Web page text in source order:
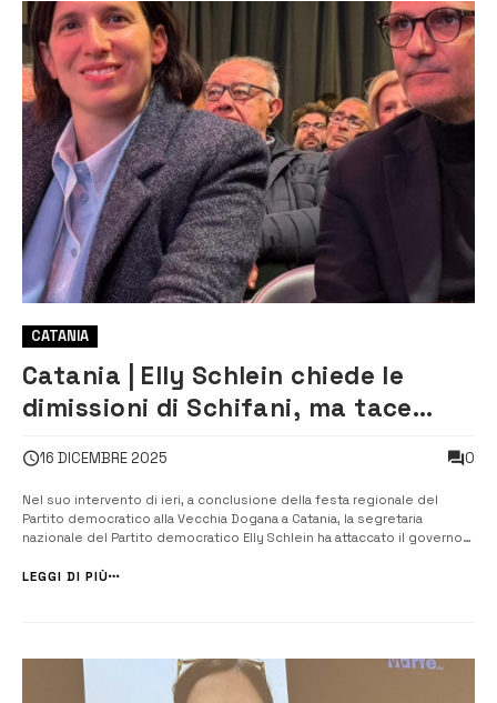
CATANIA
Catania | Elly Schlein chiede le
dimissioni di Schifani, ma tace
16 DICEMBRE 2025 0
Nel suo intervento di ieri, a conclusione della festa regionale del
Partito democratico alla Vecchia Dogana a Catania, la segretaria
nazionale del Partito democratico Elly Schlein ha attaccato il governo
presidente della Regione Schifani non è nelle condizioni politiche per
LEGGI DI PIÙ